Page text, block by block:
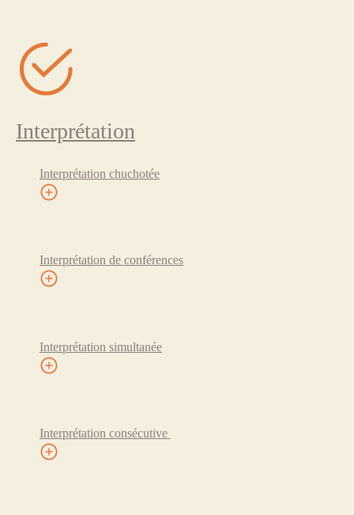
Interprétation
Interprétation chuchotée
Interprétation de conférences
Interprétation simultanée
Interprétation consécutive